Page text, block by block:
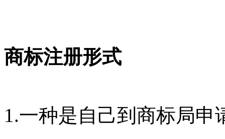
商标注册形式
1.一种是自己到商标局申